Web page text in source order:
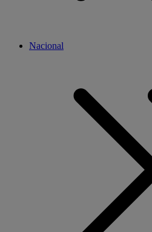
Nacional